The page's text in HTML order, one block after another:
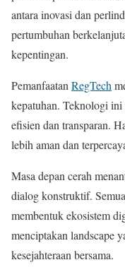
antara inovasi dan
pertumbuhan
kepentingan.
Pemanfaatan RegTech
kepatuhan. Teknologi
efisien dan transparan.
lebih aman dan
Masa depan cerah
dialog konstruktif.
membentuk ekosistem
menciptakan landscape
kesejahteraan bersama.